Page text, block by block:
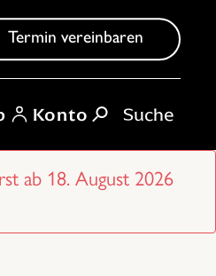
Termin vereinbaren
Konto
ab 18. August 2026